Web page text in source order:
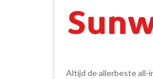
Altijd de allerbeste all-